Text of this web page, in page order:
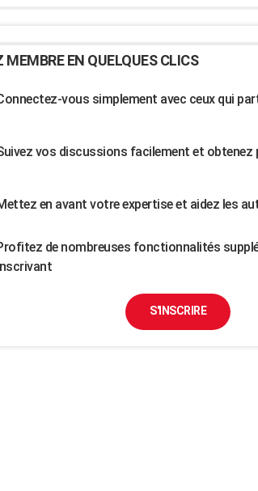
MEMBRE EN QUELQUES CLICS
vous simplement avec ceux qui
vos discussions facilement et obtenez
en avant votre expertise et aidez les
de nombreuses fonctionnalités
S'INSCRIRE